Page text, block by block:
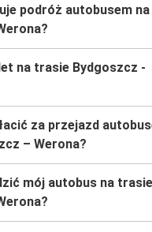
podróż autobusem
na trasie Bydgoszcz -
za przejazd
– Werona?
mój autobus na trasie